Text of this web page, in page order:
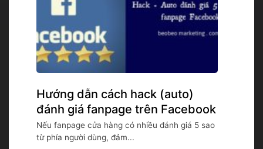
Hướng dẫn cách hack (auto)
đánh giá fanpage trên Facebook
Nếu fanpage cửa hàng có nhiều đánh giá 5 sao
từ phía người dùng, đảm...